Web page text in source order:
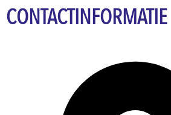
CONTACTINFORMATIE